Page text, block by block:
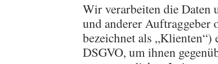
Wir verarbeiten die Daten
und anderer
bezeichnet als
DSGVO, um ihnen